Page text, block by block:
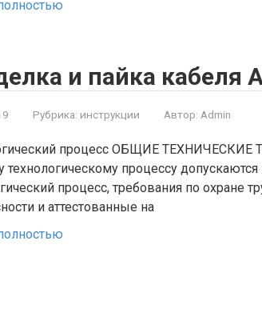
и пайка кабеля
Рубрика: инструкции Автор: Admin
процесс ОБЩИЕ ТЕХНИЧЕСКИЕ
технологическому процессу
процесс, требования по охране
и аттестованные на